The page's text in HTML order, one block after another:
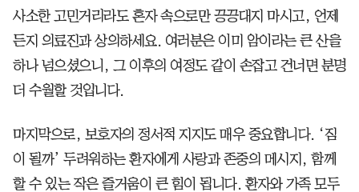
사소한 고민거리라도 혼자 속으로만 끙끙대지 마시고, 언제
든지 의료진과 상의하세요. 여러분은 이미 암이라는 큰 산을
하나 넘으셨으니, 그 이후의 여정도 같이 손잡고 건너면 분명
더 수월할 것입니다.
마지막으로, 보호자의 정서적 지지도 매우 중요합니다. ‘짐
이 될까’ 두려워하는 환자에게 사랑과 존중의 메시지, 함께
할 수 있는 작은 즐거움이 큰 힘이 됩니다. 환자와 가족 모두